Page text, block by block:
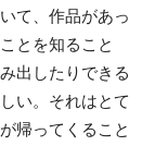
て、作品があっ
とを知ること
出したりできる
い。それはとて
帰ってくること